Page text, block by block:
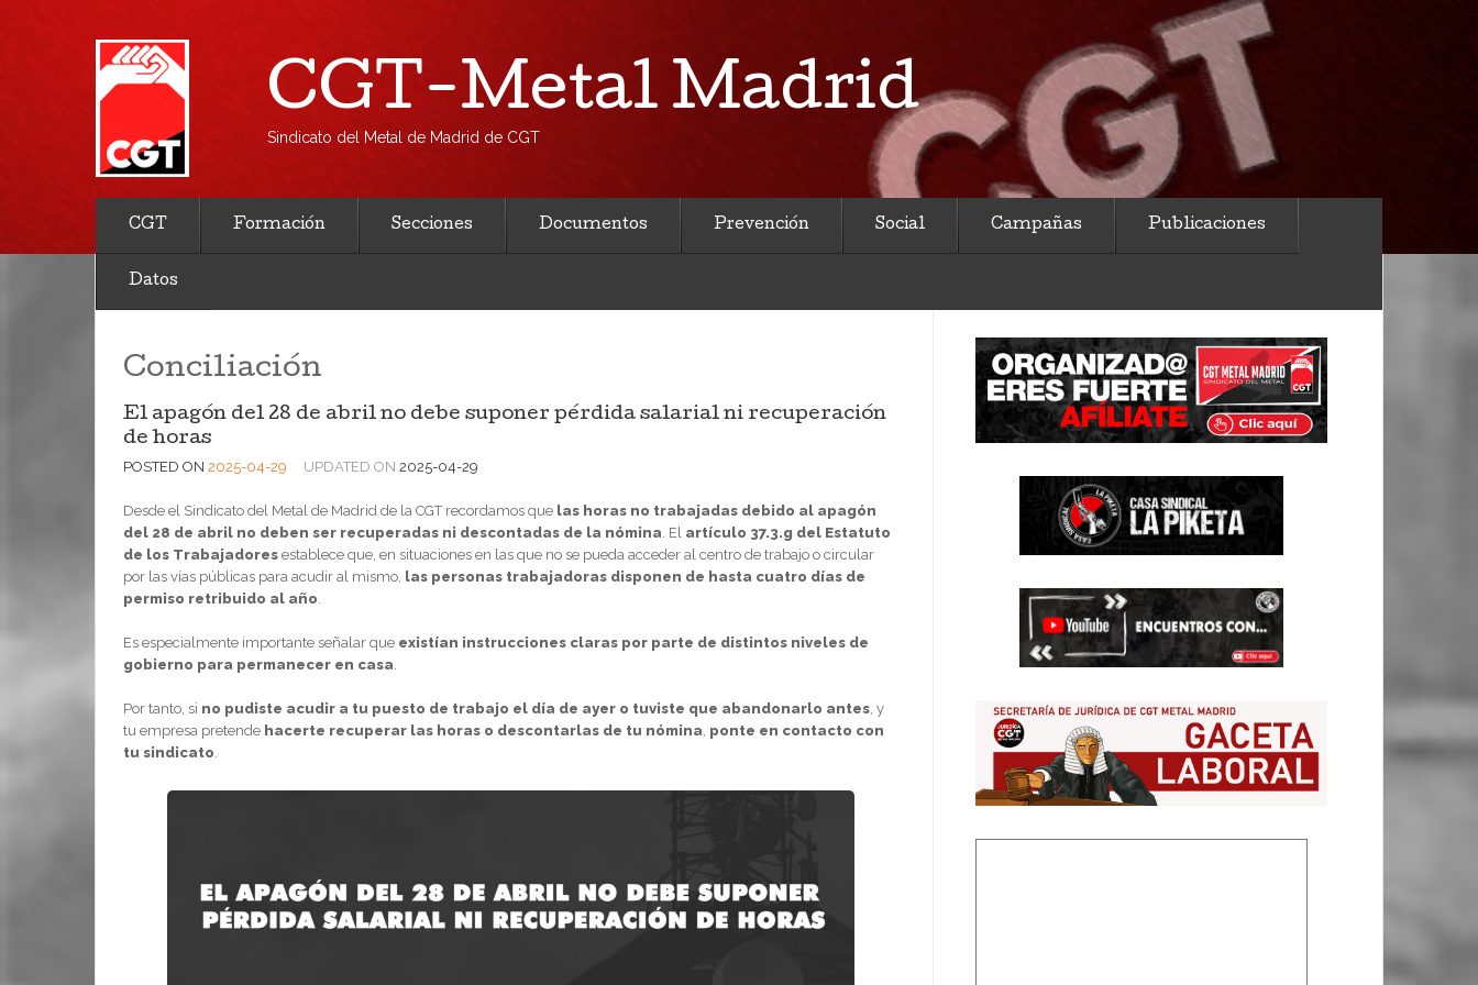
CGT-Metal Madrid
Sindicato del Metal de Madrid de CGT
CGT Formación Secciones Documentos Prevención Social Campañas Publicaciones
Datos
Conciliación
El apagón del 28 de abril no debe suponer pérdida salarial ni recuperación
de horas
POSTED ON 2025-04-29 UPDATED ON 2025-04-29
Desde el Sindicato del Metal de Madrid de la CGT recordamos que las horas no trabajadas debido al apagón
del 28 de abril no deben ser recuperadas ni descontadas de la nómina. El artículo 37.3.g del Estatuto
de los Trabajadores establece que, en situaciones en las que no se pueda acceder al centro de trabajo o circular
por las vías públicas para acudir al mismo, las personas trabajadoras disponen de hasta cuatro días de
permiso retribuido al año.
Es especialmente importante señalar que existían instrucciones claras por parte de distintos niveles de
gobierno para permanecer en casa.
Por tanto, si no pudiste acudir a tu puesto de trabajo el día de ayer o tuviste que abandonarlo antes, y
tu empresa pretende hacerte recuperar las horas o descontarlas de tu nómina, ponte en contacto con
tu sindicato.